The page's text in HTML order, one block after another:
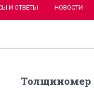
И ОТВЕТЫ НОВОСТИ
Толщиномер